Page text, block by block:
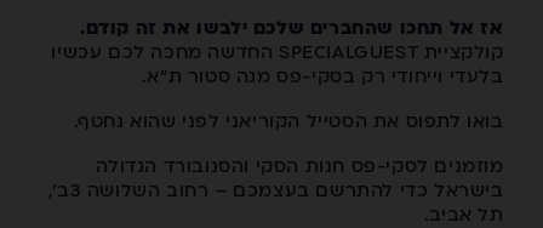
אז אל תחכו שהחברים שלכם ילבשו את זה קודם.
קולקציית SPECIALGUEST החדשה מחכה לכם עכשיו
בלעדי וייחודי רק בסקי-פס מגה סטור ת"א.
בואו לתפוס את הסטייל הקוריאני לפני שהוא נחטף.
מוזמנים לסקי-פס חנות הסקי והסנובורד הגדולה
בישראל כדי להתרשם בעצמכם – רחוב השלושה 3ב',
תל אביב.